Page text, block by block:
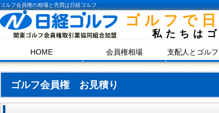
ゴルフ会員権の相場と売買は日経ゴルフ
ゴルフで
私たちは
HOME 会員権相場 支配人とゴル
ゴルフ会員権 お見積り